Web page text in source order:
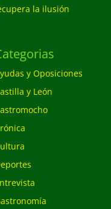
la ilusión
y Oposiciones
y León